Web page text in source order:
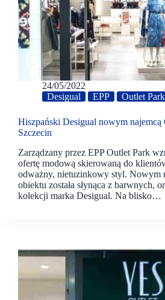
24/05/2022
Desigual
EPP Outlet
Hiszpański Desigual nowym najemcą
Szczecin
Zarządzany przez EPP Outlet Park
ofertę modową skierowaną do
odważny, nietuzinkowy styl. Nowym
obiektu została słynąca z barwnych,
kolekcji marka Desigual. Na blisko…